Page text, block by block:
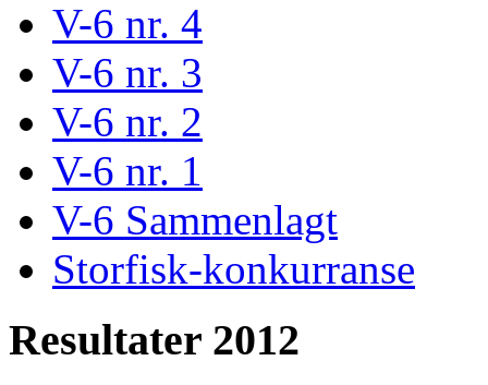
V-6 nr. 4
V-6 nr. 3
V-6 nr. 2
V-6 nr. 1
V-6 Sammenlagt
Storfisk-konkurranse
Resultater 2012